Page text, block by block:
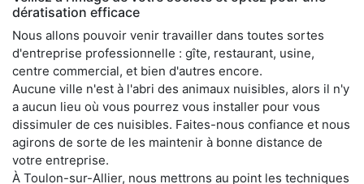
dératisation efficace
Nous allons pouvoir venir travailler dans toutes sortes
d'entreprise professionnelle : gîte, restaurant, usine,
centre commercial, et bien d'autres encore.
Aucune ville n'est à l'abri des animaux nuisibles, alors il n'y
a aucun lieu où vous pourrez vous installer pour vous
dissimuler de ces nuisibles. Faites-nous confiance et nous
agirons de sorte de les maintenir à bonne distance de
votre entreprise.
À Toulon-sur-Allier, nous mettrons au point les techniques